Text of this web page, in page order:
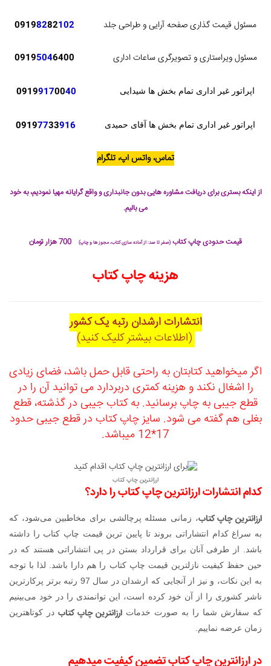
مسئول قیمت گذاری صفحه آرایی و طراحی جلد 09198282102
مسئول ویراستاری و تصویرگری ساعات اداری 09195046400
اپراتور غیر اداری تمام بخش ها شیدایی 09199170040
اپراتور غیر اداری تمام بخش ها آقای حمیدی 09197733916
تماس، واتس اپ، تلگرام
از اینکه بستری برای دریافت مشاوره هایی بدون جانبداری و واقع گرایانه مهیا نمودیم، به خود
می بالیم.
قیمت حدودی چاپ کتاب (صفر تا صد: از آماده سازی کتاب، مجوز ها و چاپ)
هزینه چاپ کتاب
انتشارات ارشدان رتبه یک کشور
(اطلاعات بیشتر کلیک کنید)
اگر میخواهید کتابتان به راحتی قابل حمل باشد، فضای زیادی
را اشغال نکند و هزینه کمتری دربردارد می توانید آن را در
قطع جیبی به چاپ برسانید. به کتاب جیبی در گذشته، قطع
بغلی هم گفته می شود. سایز چاپ کتاب در قطع جیبی حدود
17*12 میباشد.
ارزانترین چاپ کتاب
کدام انتشارات ارزانترین چاپ کتاب را دارد؟
ارزانترین چاپ کتاب، زمانی مسئله‌ پرچالشی برای مخاطبین می‌شود، که
به سراغ کدام انتشاراتی بروند تا پایین ترین قیمت چاپ کتاب را داشته
باشد. از طرفی آنان برای قرارداد بستن در پی انتشاراتی هستند که در
حین حفظ کیفیت نازلترین قیمت چاپ کتاب را هم دارا باشد. لذا با توجه
به این نکات، و نیز از آنجایی که ارشدان در سال 97 رتبه برتر پرکارترین
ناشر کشوری را از آن خود کرده است، این توانمندی را در خود می‌بینیم
که سفارش شما را به صورت خدمات ارزانترین چاپ کتاب در کوتاهترین
زمان عرضه نماییم.
در ارزانترین چاپ کتاب تضمین کیفیت میدهیم